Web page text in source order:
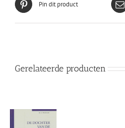
aantal
Pin dit product
Gerelateerde producten